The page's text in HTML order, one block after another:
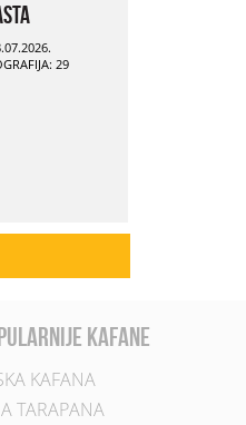
29
kafane
KAFANA
TARAPANA